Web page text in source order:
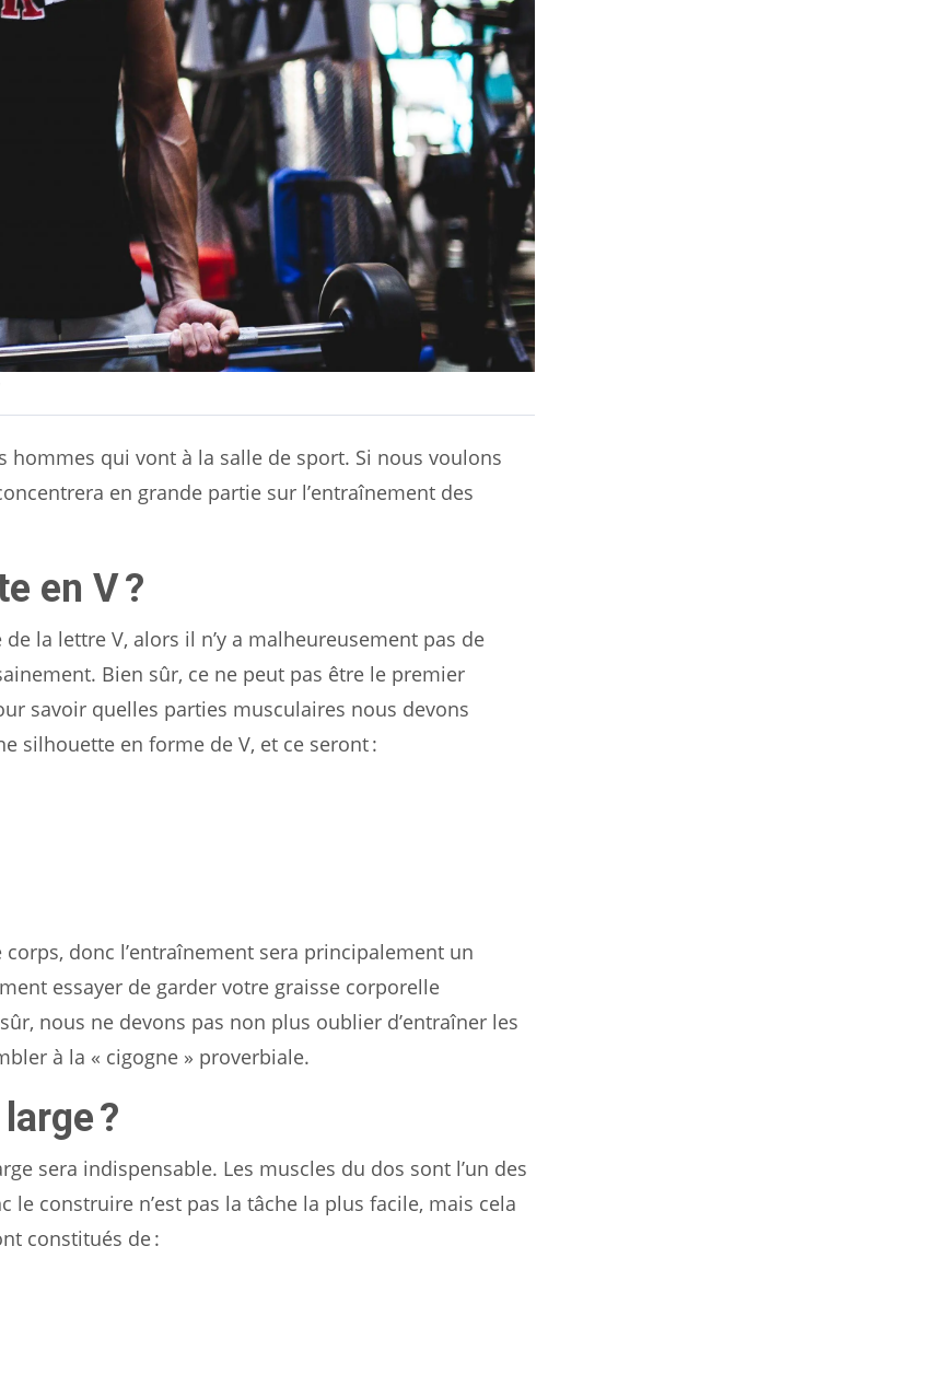
qui vont à la salle de sport. Si nous voulons
en grande partie sur l’entraînement des
en V ?
la lettre V, alors il n’y a malheureusement pas de
Bien sûr, ce ne peut pas être le premier
savoir quelles parties musculaires nous devons
silhouette en forme de V, et ce seront :
donc l’entraînement sera principalement un
essayer de garder votre graisse corporelle
nous ne devons pas non plus oublier d’entraîner les
à la « cigogne » proverbiale.
?
sera indispensable. Les muscles du dos sont l’un des
construire n’est pas la tâche la plus facile, mais cela
constitués de :